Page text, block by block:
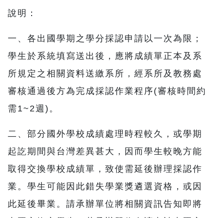
說明：
一、各出國學期之學分採認申請以一次為限；
學生於系統填寫送出後，應將成績單正本及系
所規定之相關資料送繳系所，經系所及教務處
審核通過後方為完成採認作業程序(審核時間約
需1~2週)。
二、部分國外學校成績處理時程較久，或學期
起訖期間與台灣差異甚大，因而學生較晚方能
取得交換學校成績單，致使需延後辦理採認作
業。學生可能因此錯失學業獎遴選資格，或因
此延後畢業。請承辦單位將相關資訊告知即將